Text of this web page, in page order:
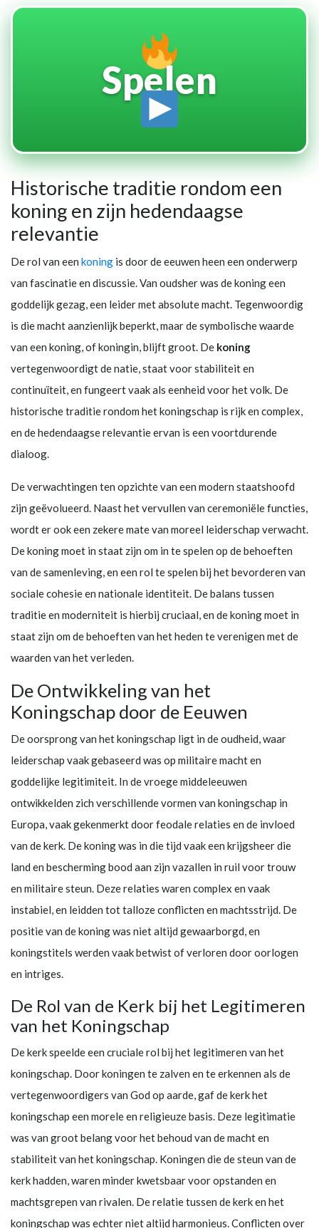
Spelen
Historische traditie rondom een
koning en zijn hedendaagse
relevantie
De rol van een koning is door de eeuwen heen een onderwerp
van fascinatie en discussie. Van oudsher was de koning een
goddelijk gezag, een leider met absolute macht. Tegenwoordig
is die macht aanzienlijk beperkt, maar de symbolische waarde
van een koning, of koningin, blijft groot. De koning
vertegenwoordigt de natie, staat voor stabiliteit en
continuïteit, en fungeert vaak als eenheid voor het volk. De
historische traditie rondom het koningschap is rijk en complex,
en de hedendaagse relevantie ervan is een voortdurende
dialoog.
De verwachtingen ten opzichte van een modern staatshoofd
zijn geëvolueerd. Naast het vervullen van ceremoniële functies,
wordt er ook een zekere mate van moreel leiderschap verwacht.
De koning moet in staat zijn om in te spelen op de behoeften
van de samenleving, en een rol te spelen bij het bevorderen van
sociale cohesie en nationale identiteit. De balans tussen
traditie en moderniteit is hierbij cruciaal, en de koning moet in
staat zijn om de behoeften van het heden te verenigen met de
waarden van het verleden.
De Ontwikkeling van het
Koningschap door de Eeuwen
De oorsprong van het koningschap ligt in de oudheid, waar
leiderschap vaak gebaseerd was op militaire macht en
goddelijke legitimiteit. In de vroege middeleeuwen
ontwikkelden zich verschillende vormen van koningschap in
Europa, vaak gekenmerkt door feodale relaties en de invloed
van de kerk. De koning was in die tijd vaak een krijgsheer die
land en bescherming bood aan zijn vazallen in ruil voor trouw
en militaire steun. Deze relaties waren complex en vaak
instabiel, en leidden tot talloze conflicten en machtsstrijd. De
positie van de koning was niet altijd gewaarborgd, en
koningstitels werden vaak betwist of verloren door oorlogen
en intriges.
De Rol van de Kerk bij het Legitimeren
van het Koningschap
De kerk speelde een cruciale rol bij het legitimeren van het
koningschap. Door koningen te zalven en te erkennen als de
vertegenwoordigers van God op aarde, gaf de kerk het
koningschap een morele en religieuze basis. Deze legitimatie
was van groot belang voor het behoud van de macht en
stabiliteit van het koningschap. Koningen die de steun van de
kerk hadden, waren minder kwetsbaar voor opstanden en
machtsgrepen van rivalen. De relatie tussen de kerk en het
koningschap was echter niet altijd harmonieus. Conflicten over